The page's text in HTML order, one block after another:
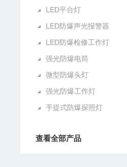
LED平台灯
LED防爆声光报警器
LED防爆检修工作灯
强光防爆电筒
微型防爆头灯
强光防爆工作灯
手提式防爆探照灯
查看全部产品